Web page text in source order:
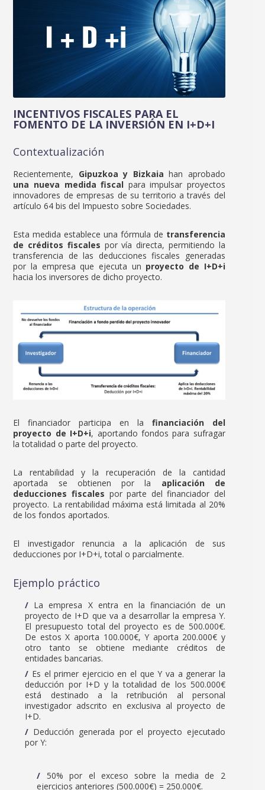
INCENTIVOS FISCALES PARA EL
FOMENTO DE LA INVERSIÓN EN I+D+I
Contextualización
Recientemente, Gipuzkoa y Bizkaiahan aprobado
una nueva medida fiscal para impulsar proyectos
innovadores de empresas de su territorio a través del
artículo 64 bis del Impuesto sobre Sociedades.
Esta medida establece una fórmula de transferencia
de créditos fiscales por vía directa, permitiendo la
transferencia de las deducciones fiscales generadas
por la empresa que ejecuta un proyecto de I+D+i
hacia los inversores de dicho proyecto.
El financiador participa en la financiación del
proyecto de I+D+i, aportando fondos para sufragar
la totalidad o parte del proyecto.
La rentabilidad y la recuperación de la cantidad
aportada se obtienen por la aplicación de
deducciones fiscales por parte del financiador del
proyecto. La rentabilidad máxima está limitada al 20%
de los fondos aportados.
El investigador renuncia a la aplicación de sus
deducciones por I+D+i, total o parcialmente.
Ejemplo práctico
La empresa X entra en la financiación de un
proyecto de I+D que va a desarrollar la empresa Y.
El presupuesto total del proyecto es de 500.000€.
De estos X aporta 100.000€, Y aporta 200.000€ y
otro tanto se obtiene mediante créditos de
entidades bancarias.
Es el primer ejercicio en el que Y va a generar la
deducción por I+D y la totalidad de los 500.000€
está destinado a la retribución al personal
investigador adscrito en exclusiva al proyecto de
I+D.
Deducción generada por el proyecto ejecutado
por Y:
50% por el exceso sobre la media de 2
ejercicios anteriores (500.000€) = 250.000€.